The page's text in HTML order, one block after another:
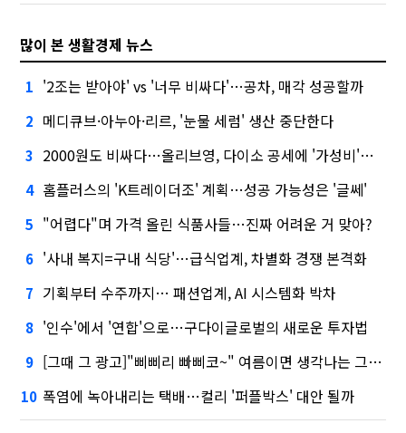
많이 본 생활경제 뉴스
1 '2조는 받아야' vs '너무 비싸다'…공차, 매각 성공할까
2 메디큐브·아누아·리르, '눈물 세럼' 생산 중단한다
3 2000원도 비싸다…올리브영, 다이소 공세에 '가성비'로 맞불
4 홈플러스의 'K트레이더조' 계획…성공 가능성은 '글쎄'
5 "어렵다"며 가격 올린 식품사들…진짜 어려운 거 맞아?
6 '사내 복지=구내 식당'…급식업계, 차별화 경쟁 본격화
7 기획부터 수주까지… 패션업계, AI 시스템화 박차
8 '인수'에서 '연합'으로…구다이글로벌의 새로운 투자법
9 [그때 그 광고]"삐삐리 빠삐코~" 여름이면 생각나는 그 노래
10 폭염에 녹아내리는 택배…컬리 '퍼플박스' 대안 될까